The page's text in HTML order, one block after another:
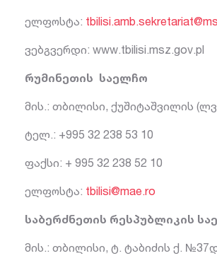
ელფოსტა:
ვებგვერდი: www.tbilisi.msz.gov.pl
რუმინეთის საელჩო
მის.: თბილისი, ქუშიტაშვილის
ტელ.: +995 32 238 53 10
ფაქსი: + 995 32 238 52 10
ელფოსტა: tbilisi@mae.ro
საბერძნეთის რესპუბლიკის
მის.: თბილისი, ტ. ტაბიძის ქ.